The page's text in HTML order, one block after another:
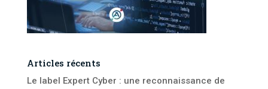
Articles récents
Le label Expert Cyber : une reconnaissance de